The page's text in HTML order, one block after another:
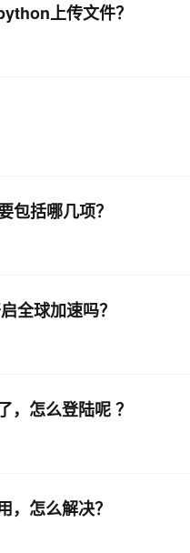
上传文件？
包括哪几项？
全球加速吗？
怎么登陆呢 ？
，怎么解决？